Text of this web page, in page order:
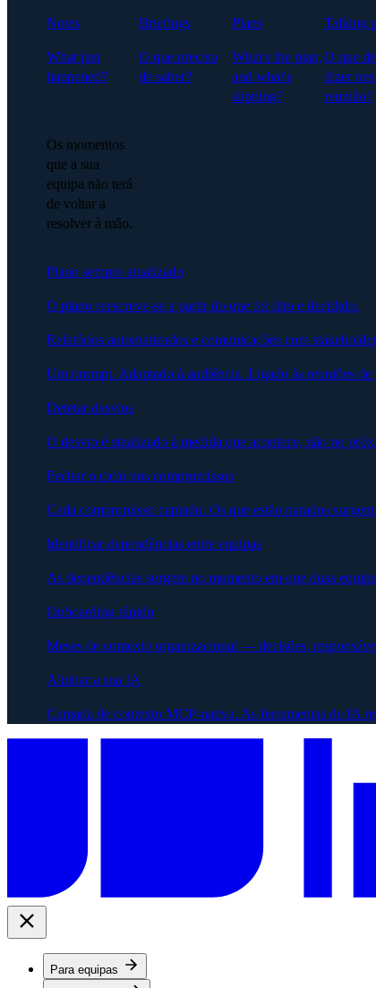
Notes
What just
happened?
Briefings
O que preciso
de saber?
Plans
What's the plan,
and what's
slipping?
Talking
O que
dizer
reunião?
Os momentos
que a sua
equipa não terá
de voltar a
resolver à mão.
Plano sempre atualizado
O plano reescreve-se a partir do que foi dito e decidido.
Relatórios automatizados e comunicações com
Um prompt. Adaptado à audiência. Ligado às reuniões de
Detetar desvios
O desvio é sinalizado à medida que acontece, não no
Fechar o ciclo nos compromissos
Cada compromisso captado. Os que estão parados
Identificar dependências entre equipas
As dependências surgem no momento em que duas
Onboarding rápido
Meses de contexto organizacional — decisões,
Alinhar a sua IA
Camada de contexto MCP-nativa. As ferramentas de IA
Para equipas